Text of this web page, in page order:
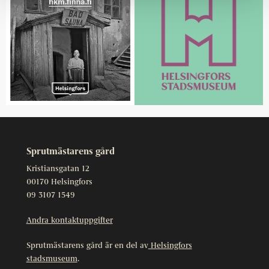
Sprutmästarens gård
Kristiansgatan 12
00170 Helsingfors
09 3107 1549
Andra kontaktuppgifter
Sprutmästarens gård är en del avHelsingfors
stadsmuseum.